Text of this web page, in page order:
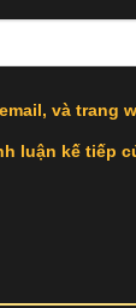
và trang
luận kế tiếp